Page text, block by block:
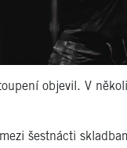
objevil. V
šestnácti